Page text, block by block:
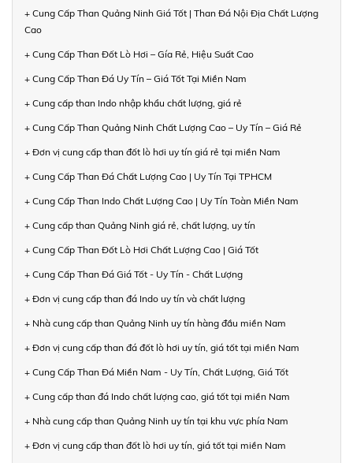
+ Cung Cấp Than Quảng Ninh Giá Tốt | Than Đá Nội Địa Chất Lượng
Cao
+ Cung Cấp Than Đốt Lò Hơi – Gía Rẻ, Hiệu Suất Cao
+ Cung Cấp Than Đá Uy Tín – Giá Tốt Tại Miền Nam
+ Cung cấp than Indo nhập khẩu chất lượng, giá rẻ
+ Cung Cấp Than Quảng Ninh Chất Lượng Cao – Uy Tín – Giá Rẻ
+ Đơn vị cung cấp than đốt lò hơi uy tín giá rẻ tại miền Nam
+ Cung Cấp Than Đá Chất Lượng Cao | Uy Tín Tại TPHCM
+ Cung Cấp Than Indo Chất Lượng Cao | Uy Tín Toàn Miền Nam
+ Cung cấp than Quảng Ninh giá rẻ, chất lượng, uy tín
+ Cung Cấp Than Đốt Lò Hơi Chất Lượng Cao | Giá Tốt
+ Cung Cấp Than Đá Giá Tốt - Uy Tín - Chất Lượng
+ Đơn vị cung cấp than đá Indo uy tín và chất lượng
+ Nhà cung cấp than Quảng Ninh uy tín hàng đầu miền Nam
+ Đơn vị cung cấp than đá đốt lò hơi uy tín, giá tốt tại miền Nam
+ Cung Cấp Than Đá Miền Nam - Uy Tín, Chất Lượng, Giá Tốt
+ Cung cấp than đá Indo chất lượng cao, giá tốt tại miền Nam
+ Nhà cung cấp than Quảng Ninh uy tín tại khu vực phía Nam
+ Đơn vị cung cấp than đốt lò hơi uy tín, giá tốt tại miền Nam